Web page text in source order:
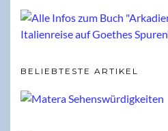
BELIEBTESTE ARTIKEL